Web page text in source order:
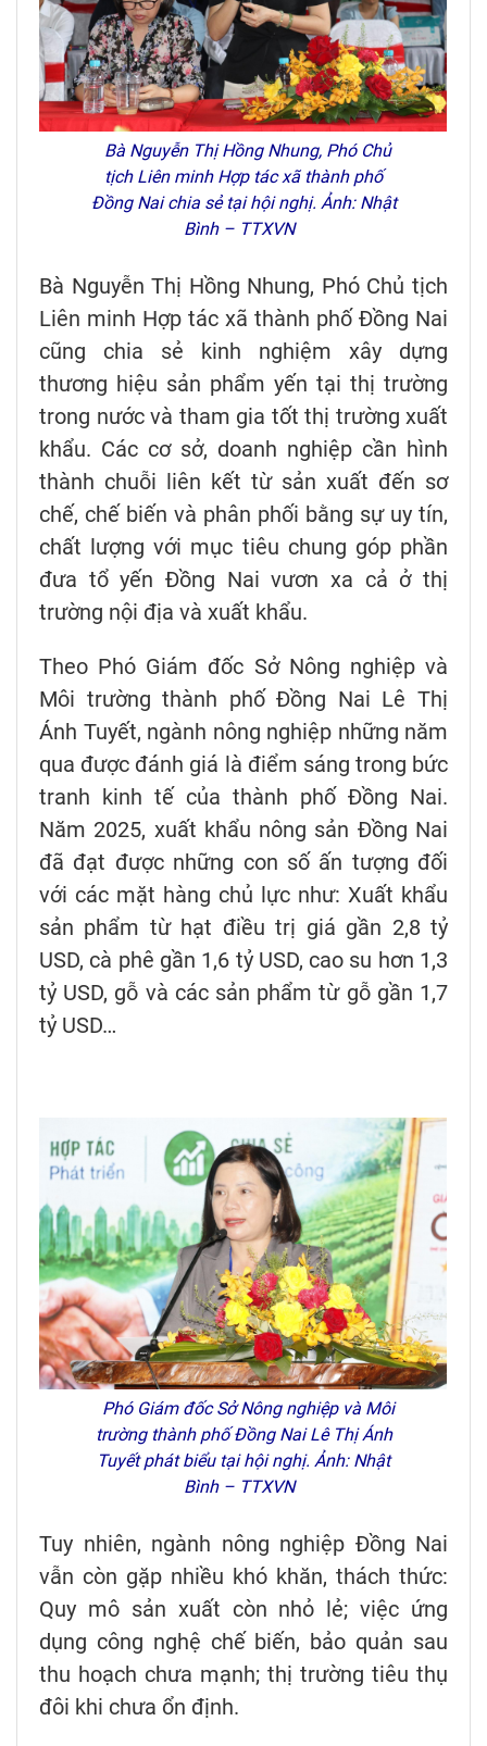
Bà Nguyễn Thị Hồng Nhung, Phó Chủ
tịch Liên minh Hợp tác xã thành phố
Đồng Nai chia sẻ tại hội nghị. Ảnh: Nhật
Bình – TTXVN
Bà Nguyễn Thị Hồng Nhung, Phó Chủ tịch
Liên minh Hợp tác xã thành phố Đồng Nai
cũng chia sẻ kinh nghiệm xây dựng
thương hiệu sản phẩm yến tại thị trường
trong nước và tham gia tốt thị trường xuất
khẩu. Các cơ sở, doanh nghiệp cần hình
thành chuỗi liên kết từ sản xuất đến sơ
chế, chế biến và phân phối bằng sự uy tín,
chất lượng với mục tiêu chung góp phần
đưa tổ yến Đồng Nai vươn xa cả ở thị
trường nội địa và xuất khẩu.
Theo Phó Giám đốc Sở Nông nghiệp và
Môi trường thành phố Đồng Nai Lê Thị
Ánh Tuyết, ngành nông nghiệp những năm
qua được đánh giá là điểm sáng trong bức
tranh kinh tế của thành phố Đồng Nai.
Năm 2025, xuất khẩu nông sản Đồng Nai
đã đạt được những con số ấn tượng đối
với các mặt hàng chủ lực như: Xuất khẩu
sản phẩm từ hạt điều trị giá gần 2,8 tỷ
USD, cà phê gần 1,6 tỷ USD, cao su hơn 1,3
tỷ USD, gỗ và các sản phẩm từ gỗ gần 1,7
tỷ USD…
Phó Giám đốc Sở Nông nghiệp và Môi
trường thành phố Đồng Nai Lê Thị Ánh
Tuyết phát biểu tại hội nghị. Ảnh: Nhật
Bình – TTXVN
Tuy nhiên, ngành nông nghiệp Đồng Nai
vẫn còn gặp nhiều khó khăn, thách thức:
Quy mô sản xuất còn nhỏ lẻ; việc ứng
dụng công nghệ chế biến, bảo quản sau
thu hoạch chưa mạnh; thị trường tiêu thụ
đôi khi chưa ổn định.